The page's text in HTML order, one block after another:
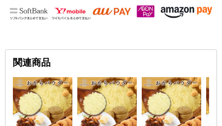
関連商品